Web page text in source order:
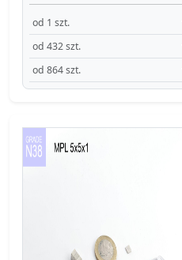
od 1 szt.
od 432 szt.
od 864 szt.